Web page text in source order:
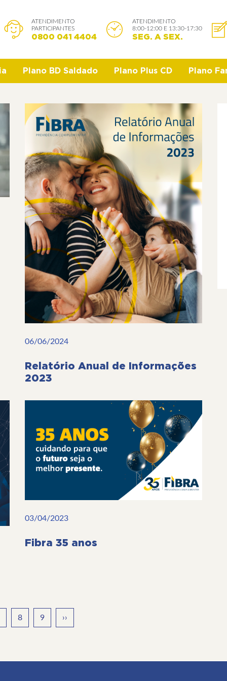
ATENDIMENTO
PARTICIPANTES
0800 041 4404
ATENDIMENTO
8:00-12:00 E 13:30-17:30
SEG. A SEX.
Plano BD Saldado Plano Plus CD Plano
06/06/2024
Relatório Anual de Informações
2023
03/04/2023
Fibra 35 anos
Page
8 Page
9
Próxima
página
››